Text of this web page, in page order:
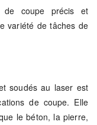
de coupe précis et
variété de tâches de
soudés au laser est
de coupe. Elle
le béton, la pierre,